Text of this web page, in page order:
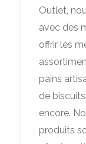
Outlet,
avec des
offrir les
pains
de
encore.
produits